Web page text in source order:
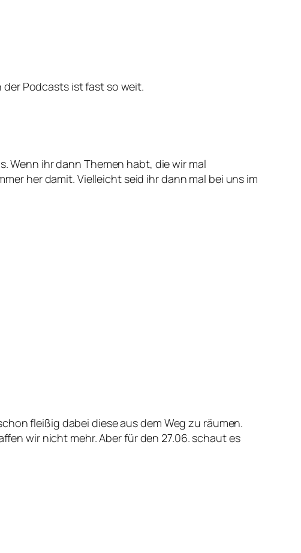
Podcasts ist fast so weit.
Wenn ihr dann Themen habt, die wir mal
her damit. Vielleicht seid ihr dann mal bei uns im
fleißig dabei diese aus dem Weg zu räumen.
wir nicht mehr. Aber für den 27.06. schaut es